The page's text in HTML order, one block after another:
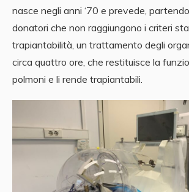
nasce negli anni ‘70 e prevede,
donatori che non raggiungono i criteri
trapiantabilità, un trattamento degli
circa quattro ore, che restituisce la
polmoni e li rende trapiantabili.